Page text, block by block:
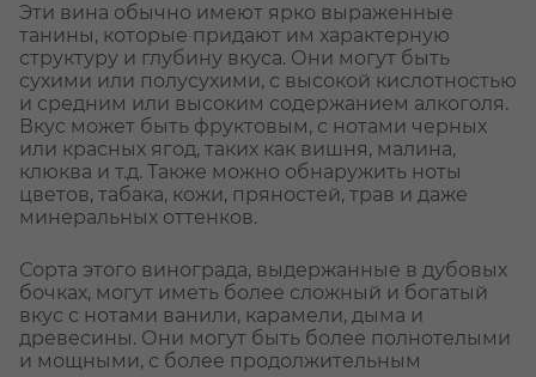
Эти вина обычно имеют ярко выраженные
танины, которые придают им характерную
структуру и глубину вкуса. Они могут быть
сухими или полусухими, с высокой кислотностью
и средним или высоким содержанием алкоголя.
Вкус может быть фруктовым, с нотами черных
или красных ягод, таких как вишня, малина,
клюква и т.д. Также можно обнаружить ноты
цветов, табака, кожи, пряностей, трав и даже
минеральных оттенков.
Сорта этого винограда, выдержанные в дубовых
бочках, могут иметь более сложный и богатый
вкус с нотами ванили, карамели, дыма и
древесины. Они могут быть более полнотелыми
и мощными, с более продолжительным